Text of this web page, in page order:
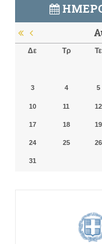
Δε Τρ Τε
3 4 5
10 11 12
17 18 19
24 25 26
31